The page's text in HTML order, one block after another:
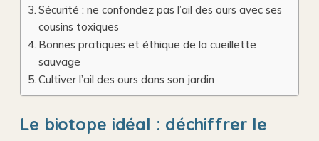
Sécurité : ne confondez pas l’ail des ours avec ses
cousins toxiques
Bonnes pratiques et éthique de la cueillette
sauvage
Cultiver l’ail des ours dans son jardin
Le biotope idéal : déchiffrer le